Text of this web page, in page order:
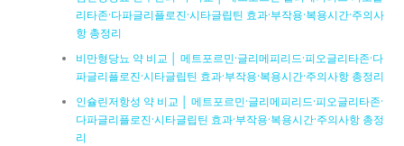
리타존·다파글리플로진·시타글립틴 효과·부작용·복용시간·주의사
항 총정리
비만형당뇨 약 비교 │ 메트포르민·글리메피리드·피오글리타존·다
파글리플로진·시타글립틴 효과·부작용·복용시간·주의사항 총정리
인슐린저항성 약 비교 │ 메트포르민·글리메피리드·피오글리타존·
다파글리플로진·시타글립틴 효과·부작용·복용시간·주의사항 총정
리